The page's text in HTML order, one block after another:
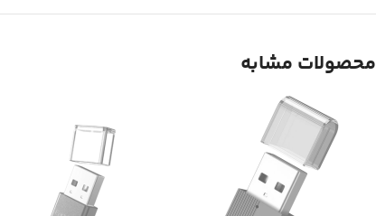
محصولات مشابه